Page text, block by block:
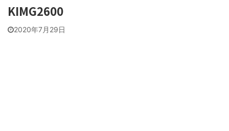
KIMG2600
2020年7月29日